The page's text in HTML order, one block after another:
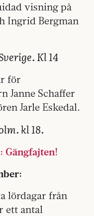
visning på
Ingrid Bergman
Kl 14
för
Janne Schaffer
Jarle Eskedal.
kl 18.
Gängfajten!
lördagar från
ett antal